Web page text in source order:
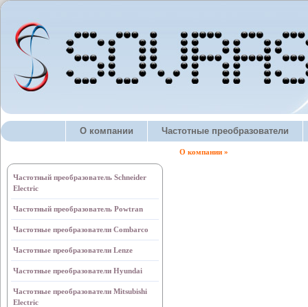
О компании Частотные преобразователи
О компании »
Частотный преобразователь Schneider
Electric
Частотный преобразователь Powtran
Частотные преобразователи Combarco
Частотные преобразователи Lenze
Частотные преобразователи Hyundai
Частотные преобразователи Mitsubishi
Electric